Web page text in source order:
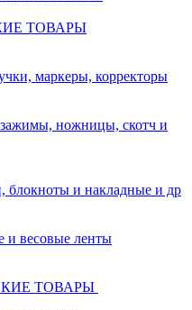
ТОВАРЫ
маркеры, корректоры
ножницы, скотч и
блокноты и накладные и др
и весовые ленты
ТОВАРЫ